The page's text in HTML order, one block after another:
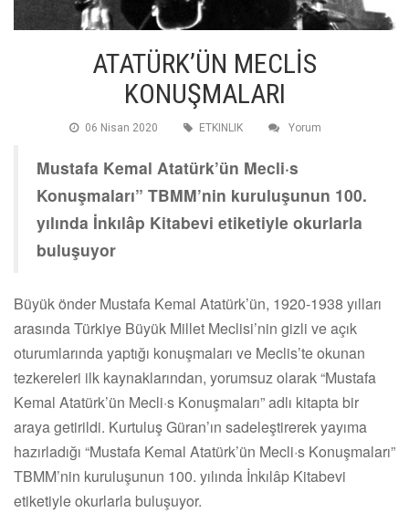
ATATÜRK’ÜN MECLİS
KONUŞMALARI
06 Nisan 2020 ETKINLIK Yorum
Mustafa Kemal Atatürk’ün Mecli·s
Konuşmaları” TBMM’nin kuruluşunun 100.
yılında İnkılâp Kitabevi etiketiyle okurlarla
buluşuyor
Büyük önder Mustafa Kemal Atatürk’ün, 1920-1938 yılları
arasında Türkiye Büyük Millet Meclisi’nin gizli ve açık
oturumlarında yaptığı konuşmaları ve Meclis’te okunan
tezkereleri ilk kaynaklarından, yorumsuz olarak “Mustafa
Kemal Atatürk’ün Mecli·s Konuşmaları” adlı kitapta bir
araya getirildi. Kurtuluş Güran’ın sadeleştirerek yayıma
hazırladığı “Mustafa Kemal Atatürk’ün Mecli·s Konuşmaları”
TBMM’nin kuruluşunun 100. yılında İnkılâp Kitabevi
etiketiyle okurlarla buluşuyor.